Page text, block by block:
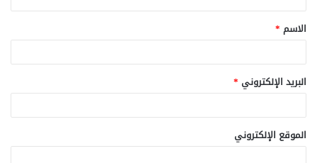
ق
*
الاسم *
البريد الإلكتروني *
الموقع الإلكتروني